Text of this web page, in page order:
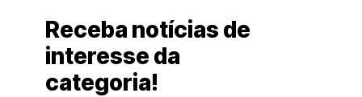
Receba notícias de
interesse da
categoria!